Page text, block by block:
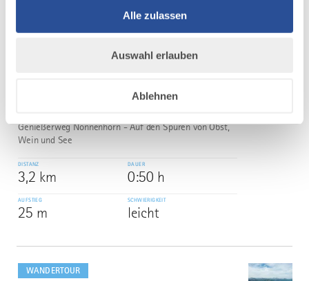
Alle zulassen
Auswahl erlauben
Ablehnen
SCHWIERIGKEIT
Genießerweg Nonnenhorn - Auf den Spuren von Obst,
Wein und See
DISTANZ
3,2 km
DAUER
0:50 h
AUFSTIEG
25 m
SCHWIERIGKEIT
leicht
WANDERTOUR
dazu